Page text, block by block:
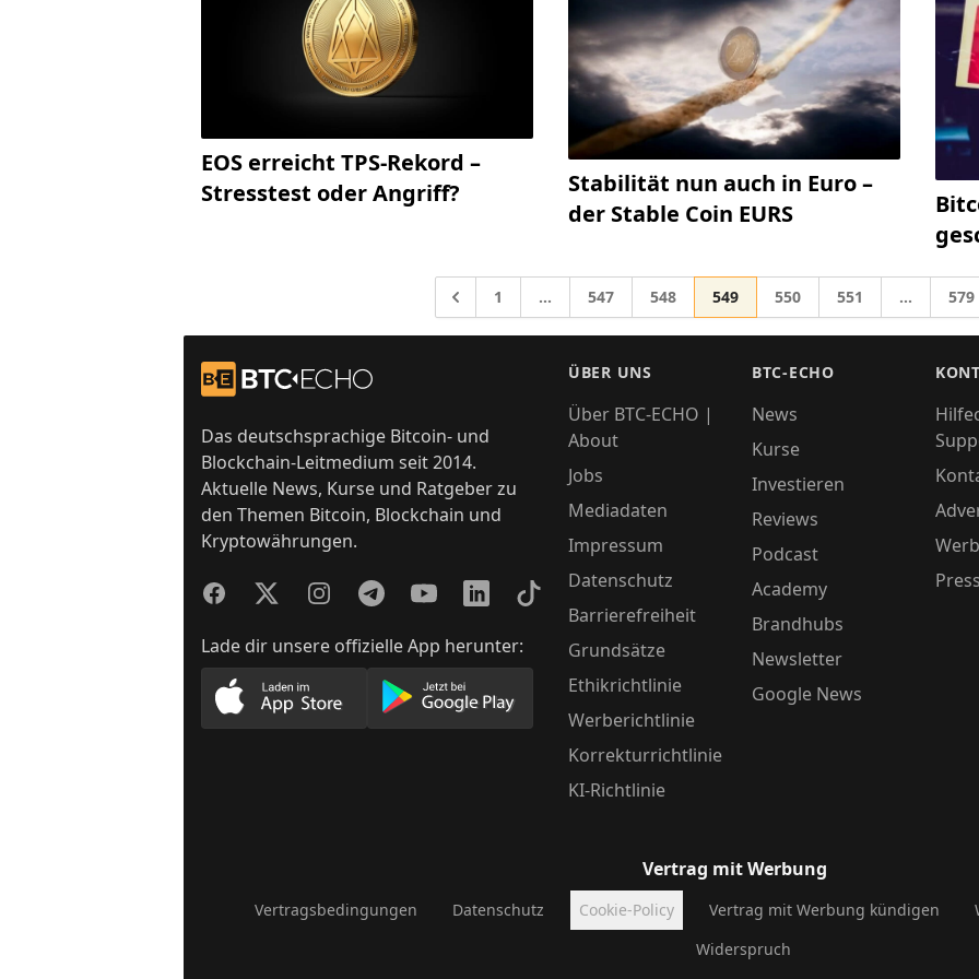
EOS erreicht TPS-Rekord –
Stresstest oder Angriff?
Stabilität nun auch in Euro –
der Stable Coin EURS
Gehe zu
Gehe zur Seite
1 Zwischenseiten weggelassen
… Gehe zur Seite
547 Gehe zur Seite
548 Gehe zur Seite
549 Gehe zur Seite
550 Gehe zur Seite
551 … 579
Zur Startseite
Das deutschsprachige Bitcoin- und
Blockchain-Leitmedium seit 2014.
Aktuelle News, Kurse und Ratgeber zu
den Themen Bitcoin, Blockchain und
Kryptowährungen.
FacebookTwitterInstagramTelegramYouTubeLinkedInTikTok
Lade dir unsere offizielle App herunter:
Lade unsere App im AppStore herunterLade unsere App im PlayStore herunter
ÜBER UNS
Über BTC-ECHO |
About
Jobs
Mediadaten
Impressum
Datenschutz
Barrierefreiheit
Grundsätze
Ethikrichtlinie
Werberichtlinie
Korrekturrichtlinie
KI-Richtlinie
BTC-ECHO
News
Kurse
Investieren
Reviews
Podcast
Academy
Brandhubs
Newsletter
Google News
Vertrag mit Werbung
Vertragsbedingungen Datenschutz Cookie-Policy Vertrag mit Werbung kündigen
Widerspruch